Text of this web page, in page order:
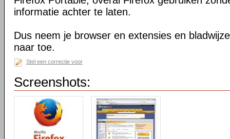
informatie achter te laten.
Dus neem je browser en extensies en
naar toe.
Stel een correctie voor
Screenshots: